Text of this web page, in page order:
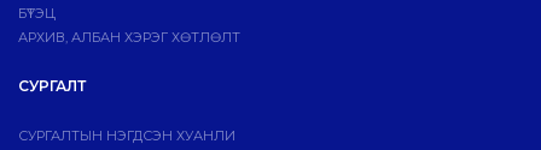
БҮТЭЦ
АРХИВ, АЛБАН ХЭРЭГ ХӨТЛӨЛТ
СУРГАЛТ
СУРГАЛТЫН НЭГДСЭН ХУАНЛИ